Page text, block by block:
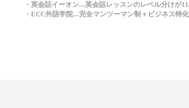
・英会話イーオン...英会話レッスンのレベル分けが
・ECC外語学院...完全マンツーマン制＋ビジネス特